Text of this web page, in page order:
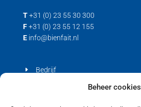
Beheer cookies
T +31 (0) 23 55 30 300
F +31 (0) 23 55 12 155
E info@bienfait.nl
Bedrijf